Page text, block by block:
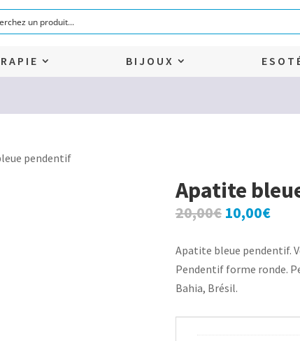
BIJOUX
pendentif
Apatite
20,00€ Le
initial
était :
20,00€.
10,00€Le
est :
Apatite bleue pendentif.
Pendentif forme ronde.
Bahia, Brésil.